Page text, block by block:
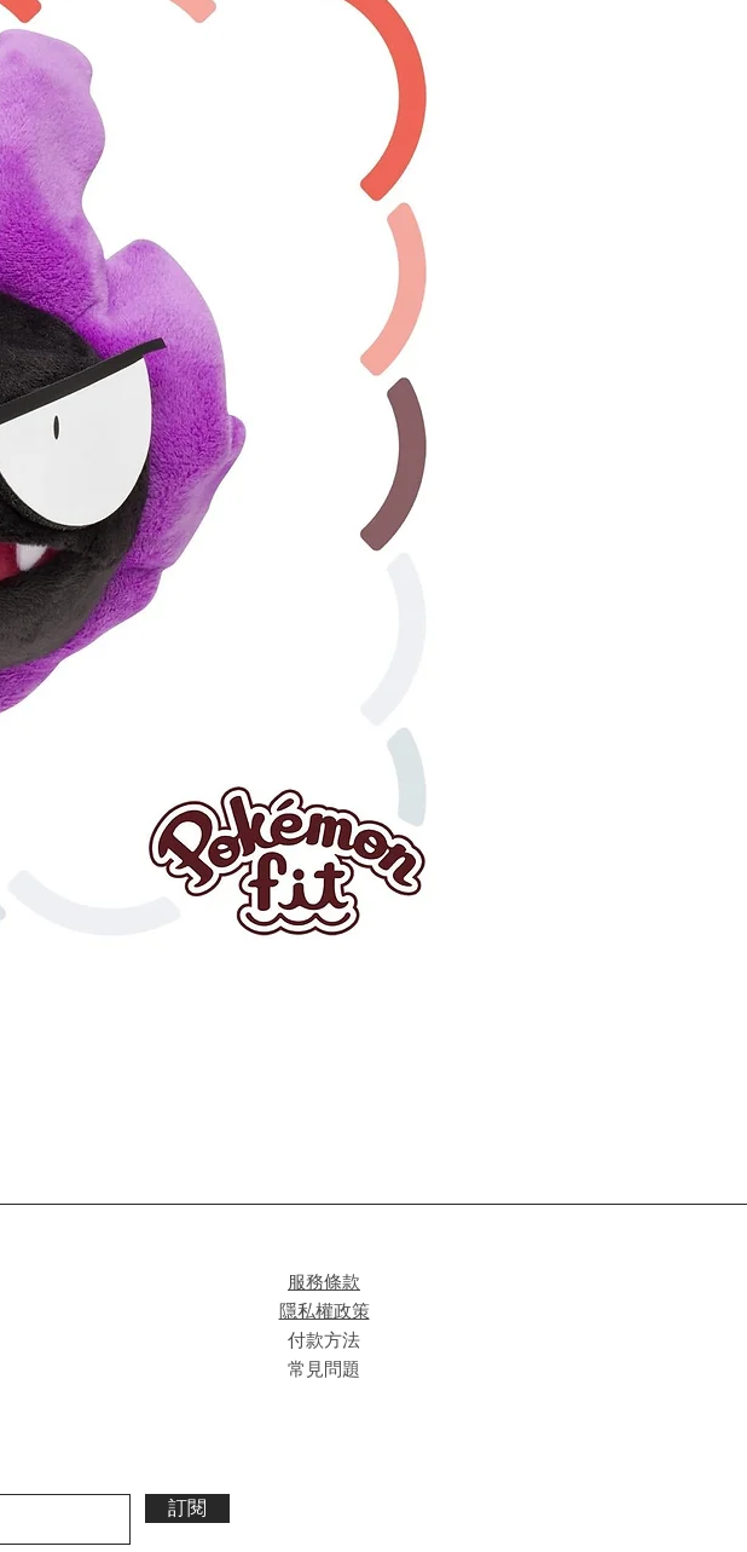
服務條款
隱私權政策
付款方法
常見問題
訂閱